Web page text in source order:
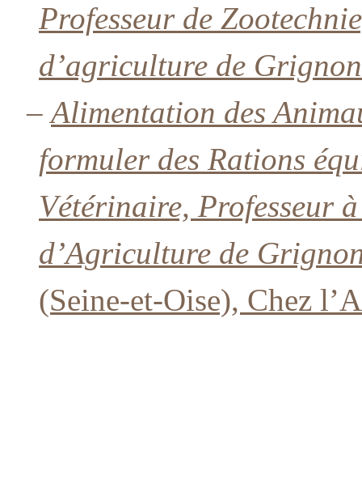
Professeur de
d’agriculture de
–Alimentation des
formuler des Rations
Vétérinaire, Professeur
d’Agriculture de
(Seine-et-Oise), Chez